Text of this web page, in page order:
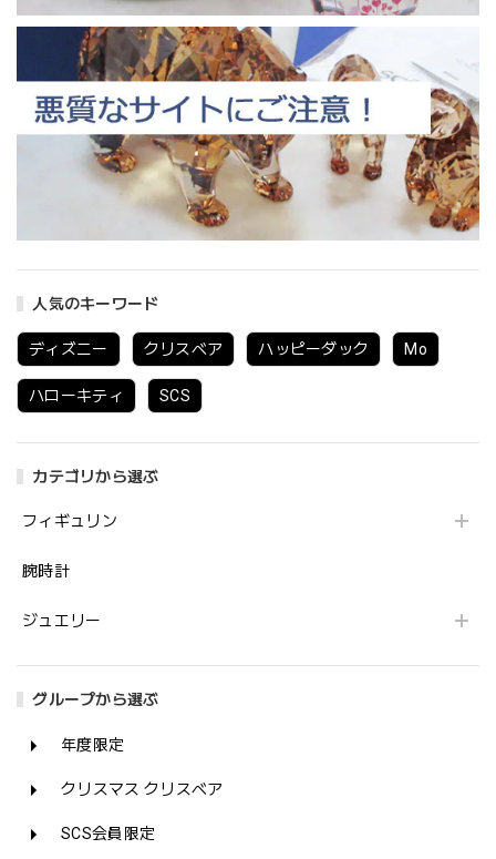
人気のキーワード
ディズニー クリスベア ハッピーダック Mo
ハローキティ SCS
カテゴリから選ぶ
フィギュリン
腕時計
ジュエリー
グループから選ぶ
年度限定
クリスマス クリスベア
SCS会員限定